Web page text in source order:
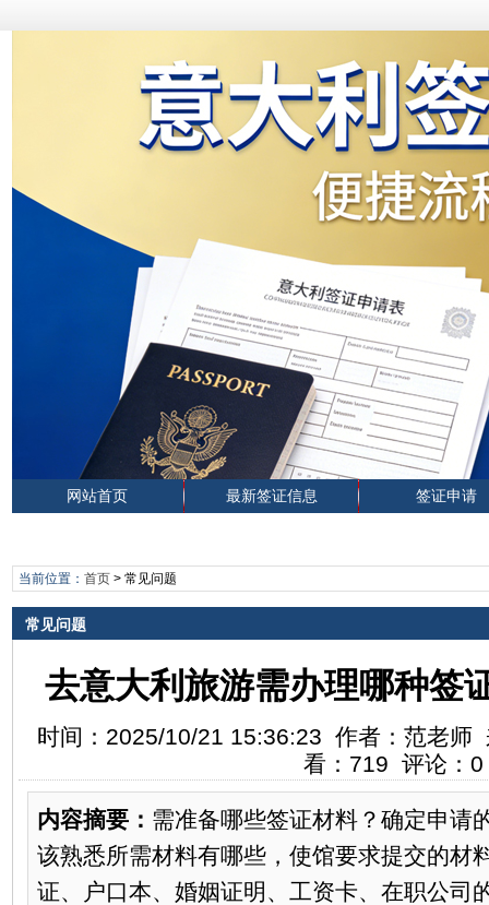
网站首页 最新签证信息 签证申请
当前位置： 首页> 常见问题
常见问题
去意大利旅游需办理哪种签
时间：2025/10/21 15:36:23 作者：范老师
看：719 评论：0
内容摘要： 需准备哪些签证材料？确定申请
该熟悉所需材料有哪些，使馆要求提交的材
证、户口本、婚姻证明、工资卡、在职公司